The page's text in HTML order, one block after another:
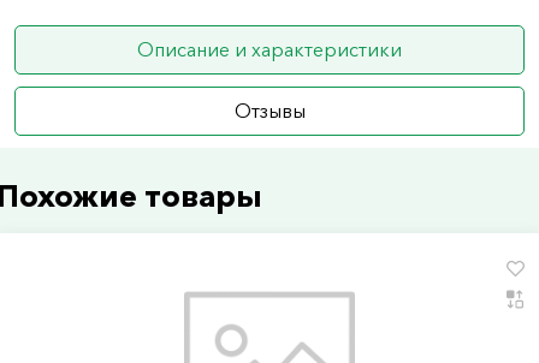
Описание и характеристики
Отзывы
товары